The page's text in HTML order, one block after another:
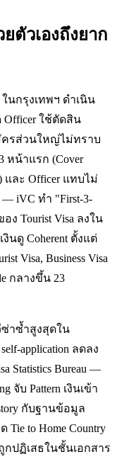
ยตัวเองถึงยาก
ในกรุงเทพฯ ดำเนิน
Officer ใช้ตัดสิน
ครส่วนใหญ่ไม่ทราบ
หน้าแรก (Cover
และ Officer แทบไม่
iVC ทำ "First-3-
อง Tourist Visa ลงใน
นดู Coherent ตั้งแต่
Visa, Business Visa
กลางขึ้น 23
ซ่าซ้ำสูงสุดใน
application ลดลง
Statistics Bureau —
จับ Pattern เงินเข้า
กับฐานข้อมูล
Tie to Home Country
ปฏิเสธในชั้นเอกสาร